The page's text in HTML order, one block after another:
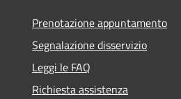
Prenotazione appuntamento
Segnalazione disservizio
Leggi le FAQ
Richiesta assistenza